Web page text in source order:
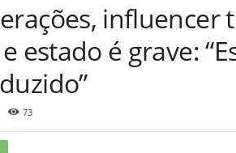
influencer
estado é grave:
73